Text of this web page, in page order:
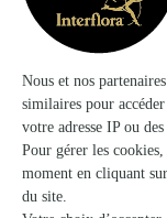
A Fleur de Pot
Sees
★★
9, rue de la